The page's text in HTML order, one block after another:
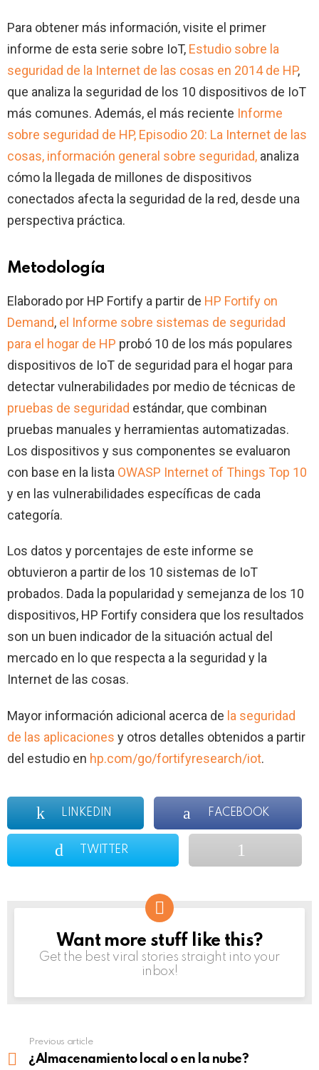
Para obtener más información, visite el primer
informe de esta serie sobre IoT, Estudio sobre la
seguridad de la Internet de las cosas en 2014 de HP,
que analiza la seguridad de los 10 dispositivos de IoT
más comunes. Además, el más reciente Informe
sobre seguridad de HP, Episodio 20: La Internet de las
cosas, información general sobre seguridad, analiza
cómo la llegada de millones de dispositivos
conectados afecta la seguridad de la red, desde una
perspectiva práctica.
Metodología
Elaborado por HP Fortify a partir de HP Fortify on
Demand, el Informe sobre sistemas de seguridad
para el hogar de HP probó 10 de los más populares
dispositivos de IoT de seguridad para el hogar para
detectar vulnerabilidades por medio de técnicas de
pruebas de seguridad estándar, que combinan
pruebas manuales y herramientas automatizadas.
Los dispositivos y sus componentes se evaluaron
con base en la lista OWASP Internet of Things Top 10
y en las vulnerabilidades específicas de cada
categoría.
Los datos y porcentajes de este informe se
obtuvieron a partir de los 10 sistemas de IoT
probados. Dada la popularidad y semejanza de los 10
dispositivos, HP Fortify considera que los resultados
son un buen indicador de la situación actual del
mercado en lo que respecta a la seguridad y la
Internet de las cosas.
Mayor información adicional acerca de la seguridad
de las aplicaciones y otros detalles obtenidos a partir
del estudio en hp.com/go/fortifyresearch/iot.
LINKEDIN FACEBOOK
TWITTER
NEWSLETTER
Want more stuff like this?
Get the best viral stories straight into your
inbox!
more
Previous article
¿Almacenamiento local o en la nube?